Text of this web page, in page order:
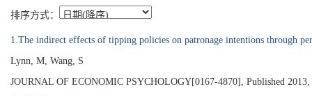
排序方式：
1.The indirect effects of tipping policies on patronage intentions through
Lynn, M, Wang, S
JOURNAL OF ECONOMIC PSYCHOLOGY[0167-4870], Published 2013,